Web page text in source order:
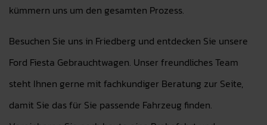
kümmern uns um den gesamten Prozess.
Besuchen Sie uns in Friedberg und entdecken Sie unsere
Ford Fiesta Gebrauchtwagen. Unser freundliches Team
steht Ihnen gerne mit fachkundiger Beratung zur Seite,
damit Sie das für Sie passende Fahrzeug finden.